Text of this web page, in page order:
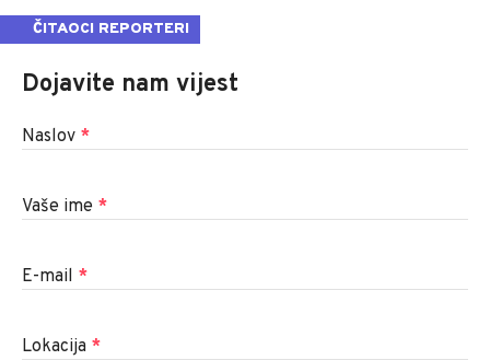
ČITAOCI REPORTERI
Dojavite nam vijest
Naslov *
Vaše ime *
E-mail *
Lokacija *